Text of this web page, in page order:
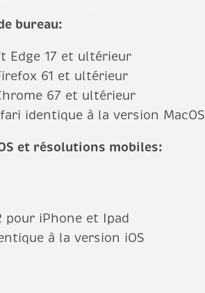
bureau:
Edge 17 et ultérieur
61 et ultérieur
67 et ultérieur
identique à la version MacOS
et résolutions mobiles:
pour iPhone et Ipad
à la version iOS